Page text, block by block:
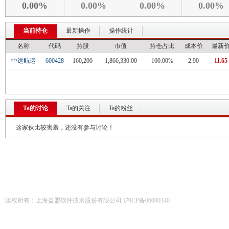
0.00% 0.00% 0.00% 0.00%
当前持仓 最新操作 操作统计
名称 代码 持股 市值 持仓占比 成本价 最新
中远航运 600428 160,200 1,866,330.00 100.00% 2.90 11.65
Ta的讨论 Ta的关注 Ta的粉丝
这家伙比较害羞，还没有参与讨论！
版权所有：上海益盟软件技术股份有限公司 沪ICP备06000340